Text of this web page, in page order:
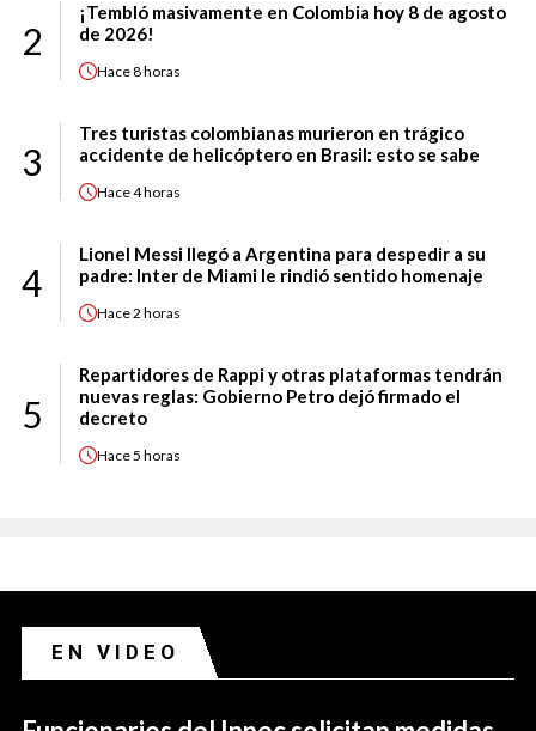
2
¡Tembló masivamente en Colombia hoy 8 de agosto
de 2026!
Hace8 horas
3
Tres turistas colombianas murieron en trágico
accidente de helicóptero en Brasil: esto se sabe
Hace4 horas
4
Lionel Messi llegó a Argentina para despedir a su
padre: Inter de Miami le rindió sentido homenaje
Hace2 horas
5
Repartidores de Rappi y otras plataformas tendrán
nuevas reglas: Gobierno Petro dejó firmado el
decreto
Hace5 horas
EN VIDEO